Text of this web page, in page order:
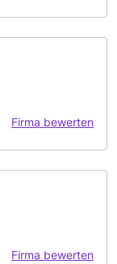
Firma bewerten
Firma bewerten